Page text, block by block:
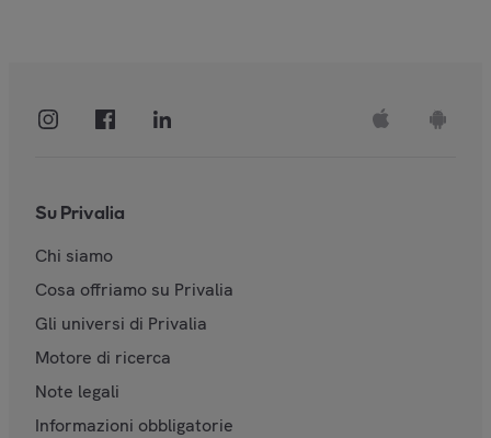
Su Privalia
Chi siamo
Cosa offriamo su Privalia
Gli universi di Privalia
Motore di ricerca
Note legali
Informazioni obbligatorie